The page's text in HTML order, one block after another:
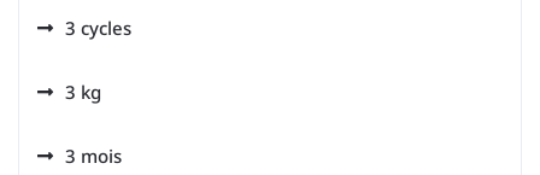
3 cycles
3 kg
3 mois